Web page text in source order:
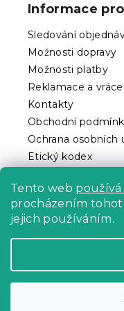
Tento web používá
procházením
jejich používáním.
Informace
Sledování
Možnosti dopravy
Možnosti platby
Reklamace a
Kontakty
Obchodní
Ochrana osobních
Etický kodex
Copyright 2026